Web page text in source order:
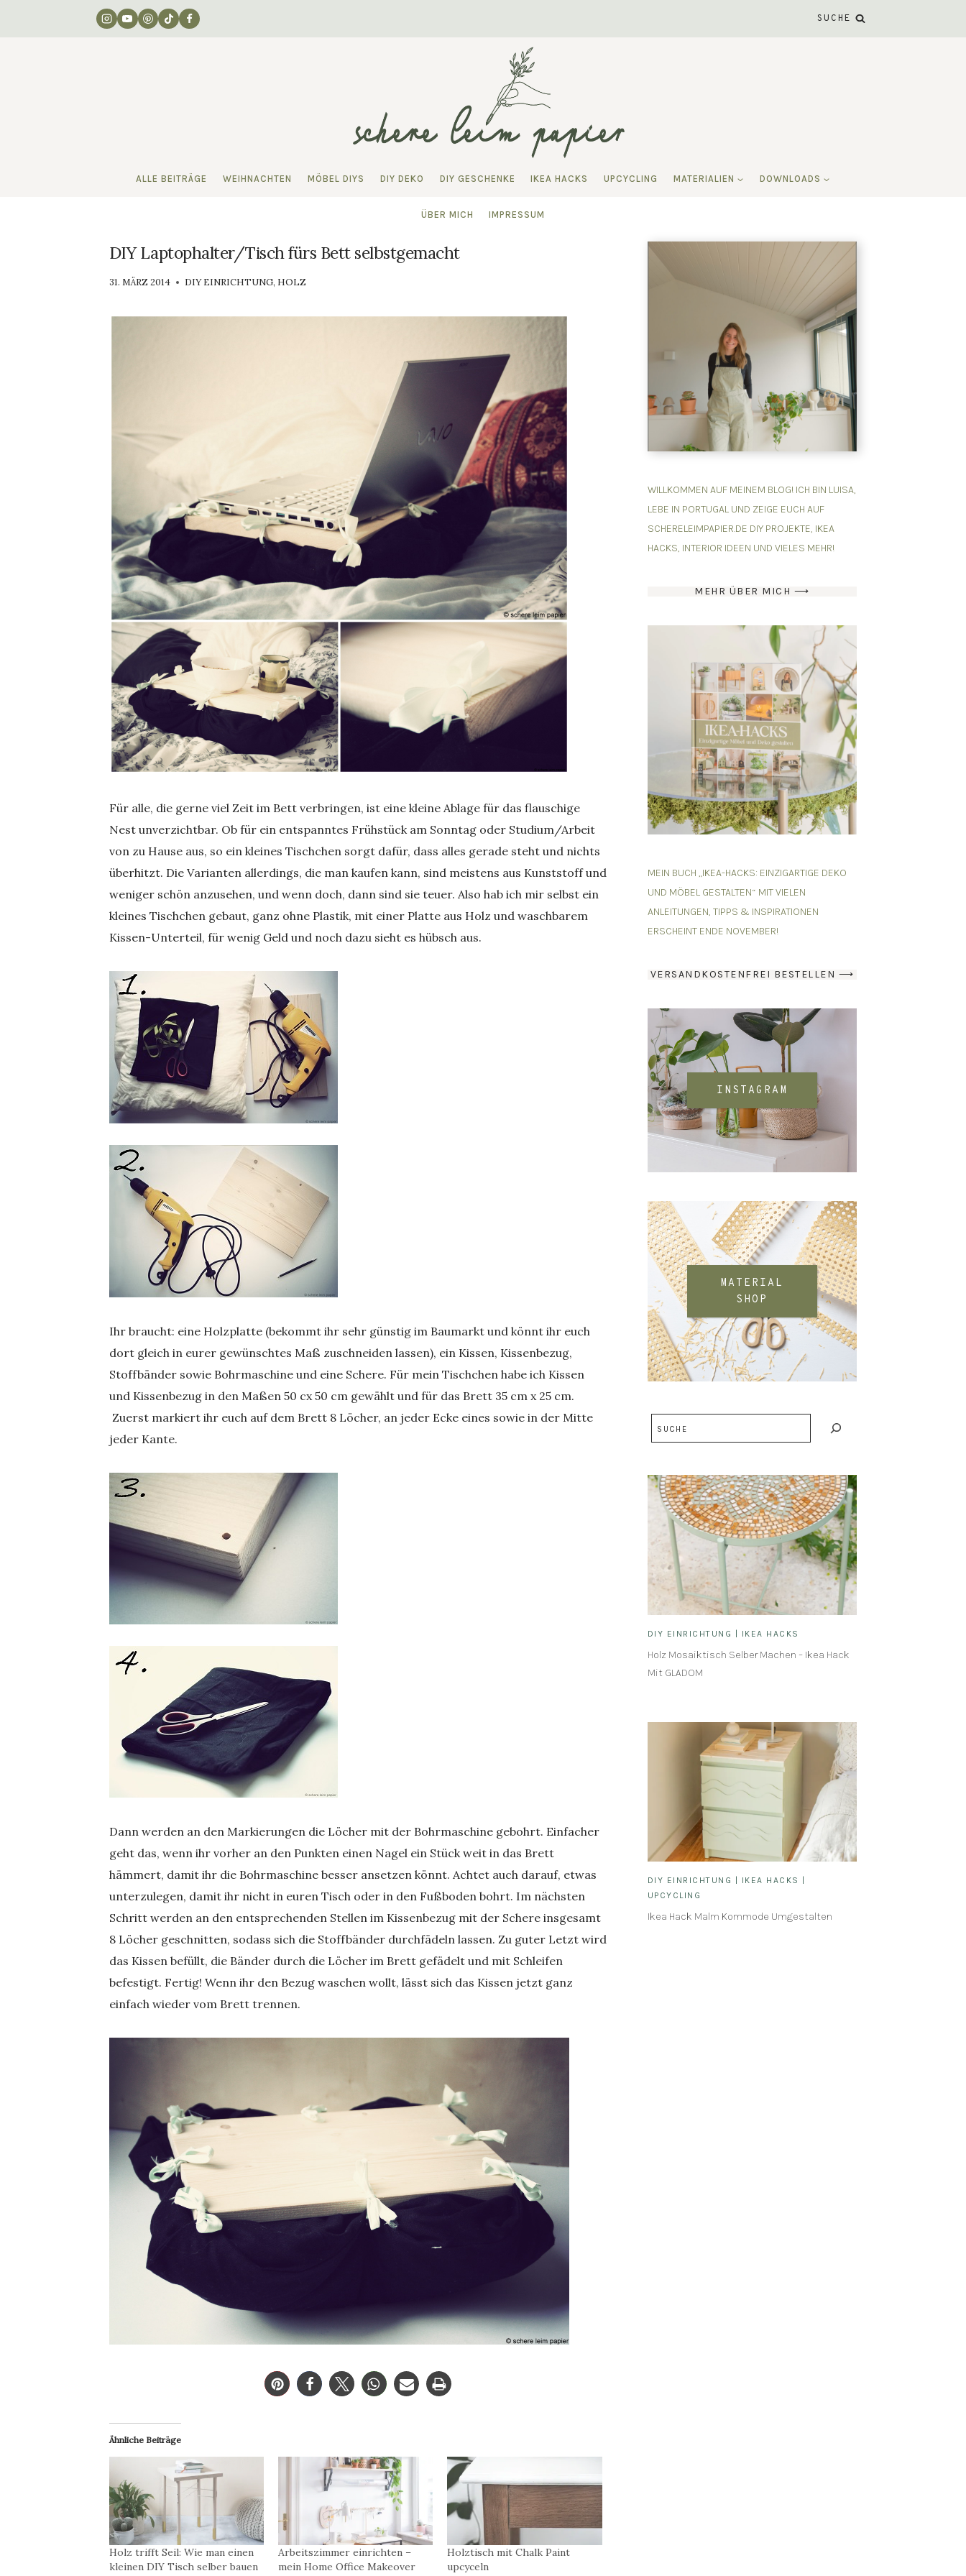
SUCHE
ALLE BEITRÄGE WEIHNACHTEN MÖBEL DIYS DIY DEKO DIY GESCHENKE IKEA HACKS UPCYCLING MATERIALIEN DOWNLOADS
ÜBER MICH IMPRESSUM
DIY Laptophalter/Tisch fürs Bett selbstgemacht
VON
31. MÄRZ 2014 DIY EINRICHTUNG, HOLZ
Für alle, die gerne viel Zeit im Bett verbringen, ist eine kleine Ablage für das flauschige
Nest unverzichtbar. Ob für ein entspanntes Frühstück am Sonntag oder Studium/Arbeit
von zu Hause aus, so ein kleines Tischchen sorgt dafür, dass alles gerade steht und nichts
überhitzt. Die Varianten allerdings, die man kaufen kann, sind meistens aus Kunststoff und
weniger schön anzusehen, und wenn doch, dann sind sie teuer. Also hab ich mir selbst ein
kleines Tischchen gebaut, ganz ohne Plastik, mit einer Platte aus Holz und waschbarem
Kissen-Unterteil, für wenig Geld und noch dazu sieht es hübsch aus.
Ihr braucht: eine Holzplatte (bekommt ihr sehr günstig im Baumarkt und könnt ihr euch
dort gleich in eurer gewünschtes Maß zuschneiden lassen), ein Kissen, Kissenbezug,
Stoffbänder sowie Bohrmaschine und eine Schere. Für mein Tischchen habe ich Kissen
und Kissenbezug in den Maßen 50 cx 50 cm gewählt und für das Brett 35 cm x 25 cm.
Zuerst markiert ihr euch auf dem Brett 8 Löcher, an jeder Ecke eines sowie in der Mitte
jeder Kante.
Dann werden an den Markierungen die Löcher mit der Bohrmaschine gebohrt. Einfacher
geht das, wenn ihr vorher an den Punkten einen Nagel ein Stück weit in das Brett
hämmert, damit ihr die Bohrmaschine besser ansetzen könnt. Achtet auch darauf, etwas
unterzulegen, damit ihr nicht in euren Tisch oder in den Fußboden bohrt. Im nächsten
Schritt werden an den entsprechenden Stellen im Kissenbezug mit der Schere insgesamt
8 Löcher geschnitten, sodass sich die Stoffbänder durchfädeln lassen. Zu guter Letzt wird
das Kissen befüllt, die Bänder durch die Löcher im Brett gefädelt und mit Schleifen
befestigt. Fertig! Wenn ihr den Bezug waschen wollt, lässt sich das Kissen jetzt ganz
einfach wieder vom Brett trennen.
Ähnliche Beiträge
Holz trifft Seil: Wie man einen
kleinen DIY Tisch selber bauen
Arbeitszimmer einrichten –
mein Home Office Makeover
Holztisch mit Chalk Paint
upcyceln
WILLKOMMEN AUF MEINEM BLOG! ICH BIN LUISA,
LEBE IN PORTUGAL UND ZEIGE EUCH AUF
SCHERELEIMPAPIER.DE DIY PROJEKTE, IKEA
HACKS, INTERIOR IDEEN UND VIELES MEHR!
MEHR ÜBER MICH ⟶
MEIN BUCH „IKEA-HACKS: EINZIGARTIGE DEKO
UND MÖBEL GESTALTEN“ MIT VIELEN
ANLEITUNGEN, TIPPS & INSPIRATIONEN
ERSCHEINT ENDE NOVEMBER!
VERSANDKOSTENFREI BESTELLEN ⟶
INSTAGRAM
MATERIAL
SHOP
DIY EINRICHTUNG | IKEA HACKS
Holz Mosaiktisch Selber Machen – Ikea Hack
Mit GLADOM
DIY EINRICHTUNG | IKEA HACKS |
UPCYCLING
Ikea Hack Malm Kommode Umgestalten